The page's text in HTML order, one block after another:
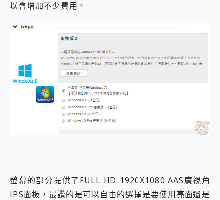
以會增加不少費用。
螢幕的部分提供了FULL HD 1920X1080 AAS廣視角
IPS面板，最讚的是可以自由的選擇是要使用亮面還是